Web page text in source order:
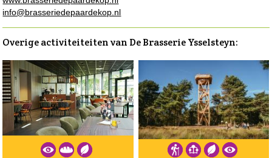
info@brasseriedepaardekop.nl
Overige activiteiteiten van De Brasserie Ysselsteyn: